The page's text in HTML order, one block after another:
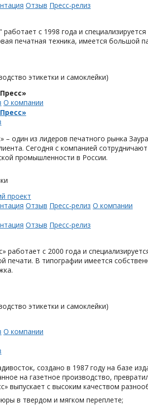
Отзыв Пресс-релиз
с 1998 года и
печатная техника, имеется большой
этикетки и самоклейки)
О компании
– один из лидеров печатного рынка
Сегодня с компанией
промышленности в России.
Отзыв Пресс-релиз О компании
Отзыв Пресс-релиз
с 2000 года и
печати. В типографии имеется
этикетки и самоклейки)
О компании
создано в 1987 году на базе
на газетное производство,
выпускает с высоким качеством
в твердом и мягком переплете;